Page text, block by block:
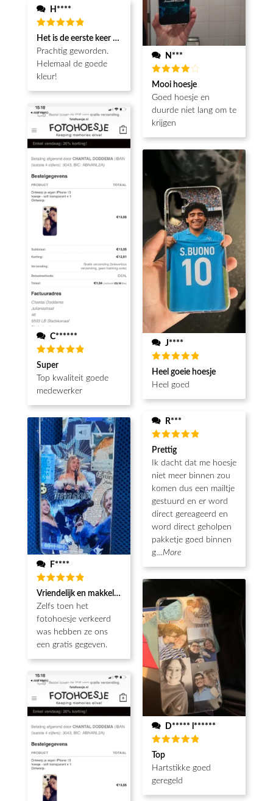
H****
Waardering
5uit 5
Het is de eerste keer dat ik een fotohoesje en het is prachtig!!
Prachtig geworden.
Helemaal de goede
kleur!
C******
Waardering
5uit 5
Super
Top kwaliteit goede
medewerker
F****
Waardering
5 uit 5
Vriendelijk en makkelijk
Zelfs toen het
fotohoesje verkeerd
was hebben ze ons
een gratis gegeven.
N***
Waardering
4 uit 5
Mooi hoesje
Goed hoesje en
duurde niet lang om te
krijgen
J****
Waardering
5uit 5
Heel goeie hoesje
Heel goed
R***
Waardering
5 uit 5
Prettig
Ik dacht dat me hoesje
niet meer binnen zou
komen dus een mailtje
gestuurd en er word
direct gereageerd en
word direct geholpen
pakketje goed binnen
g...More
D***** l******
Waardering
5 uit 5
Top
Hartstikke goed
geregeld